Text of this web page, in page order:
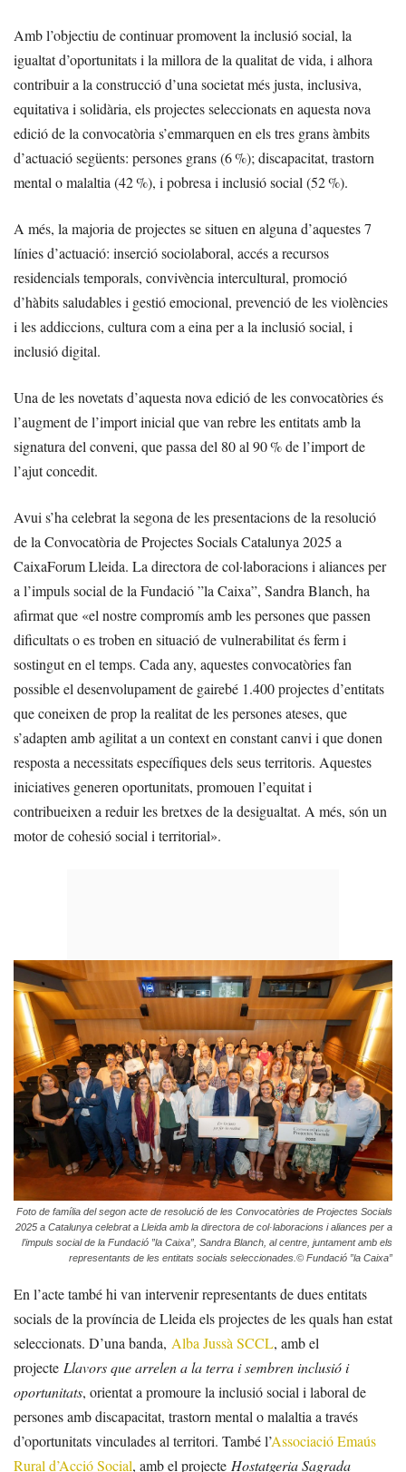
Amb l’objectiu de continuar promovent la inclusió social, la
igualtat d’oportunitats i la millora de la qualitat de vida, i alhora
contribuir a la construcció d’una societat més justa, inclusiva,
equitativa i solidària, els projectes seleccionats en aquesta nova
edició de la convocatòria s’emmarquen en els tres grans àmbits
d’actuació següents: persones grans (6 %); discapacitat, trastorn
mental o malaltia (42 %), i pobresa i inclusió social (52 %).
A més, la majoria de projectes se situen en alguna d’aquestes 7
línies d’actuació: inserció sociolaboral, accés a recursos
residencials temporals, convivència intercultural, promoció
d’hàbits saludables i gestió emocional, prevenció de les violències
i les addiccions, cultura com a eina per a la inclusió social, i
inclusió digital.
Una de les novetats d’aquesta nova edició de les convocatòries és
l’augment de l’import inicial que van rebre les entitats amb la
signatura del conveni, que passa del 80 al 90 % de l’import de
l’ajut concedit.
Avui s’ha celebrat la segona de les presentacions de la resolució
de la Convocatòria de Projectes Socials Catalunya 2025 a
CaixaForum Lleida. La directora de col·laboracions i aliances per
a l’impuls social de la Fundació ”la Caixa”, Sandra Blanch, ha
afirmat que «el nostre compromís amb les persones que passen
dificultats o es troben en situació de vulnerabilitat és ferm i
sostingut en el temps. Cada any, aquestes convocatòries fan
possible el desenvolupament de gairebé 1.400 projectes d’entitats
que coneixen de prop la realitat de les persones ateses, que
s’adapten amb agilitat a un context en constant canvi i que donen
resposta a necessitats específiques dels seus territoris. Aquestes
iniciatives generen oportunitats, promouen l’equitat i
contribueixen a reduir les bretxes de la desigualtat. A més, són un
motor de cohesió social i territorial».
Foto de família del segon acte de resolució de les Convocatòries de Projectes Socials
2025 a Catalunya celebrat a Lleida amb la directora de col·laboracions i aliances per a
l’impuls social de la Fundació ”la Caixa”, Sandra Blanch, al centre, juntament amb els
representants de les entitats socials seleccionades.© Fundació ”la Caixa”
En l’acte també hi van intervenir representants de dues entitats
socials de la província de Lleida els projectes de les quals han estat
seleccionats. D’una banda, Alba Jussà SCCL, amb el
projecte Llavors que arrelen a la terra i sembren inclusió i
oportunitats, orientat a promoure la inclusió social i laboral de
persones amb discapacitat, trastorn mental o malaltia a través
d’oportunitats vinculades al territori. També l’Associació Emaús
Rural d’Acció Social, amb el projecte Hostatgeria Sagrada